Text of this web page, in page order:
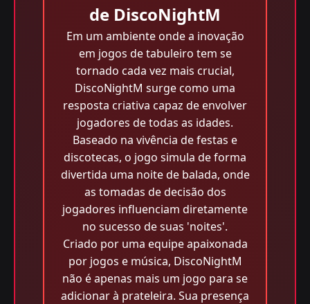
de DiscoNightM
Em um ambiente onde a inovação
em jogos de tabuleiro tem se
tornado cada vez mais crucial,
DiscoNightM surge como uma
resposta criativa capaz de envolver
jogadores de todas as idades.
Baseado na vivência de festas e
discotecas, o jogo simula de forma
divertida uma noite de balada, onde
as tomadas de decisão dos
jogadores influenciam diretamente
no sucesso de suas 'noites'.
Criado por uma equipe apaixonada
por jogos e música, DiscoNightM
não é apenas mais um jogo para se
adicionar à prateleira. Sua presença